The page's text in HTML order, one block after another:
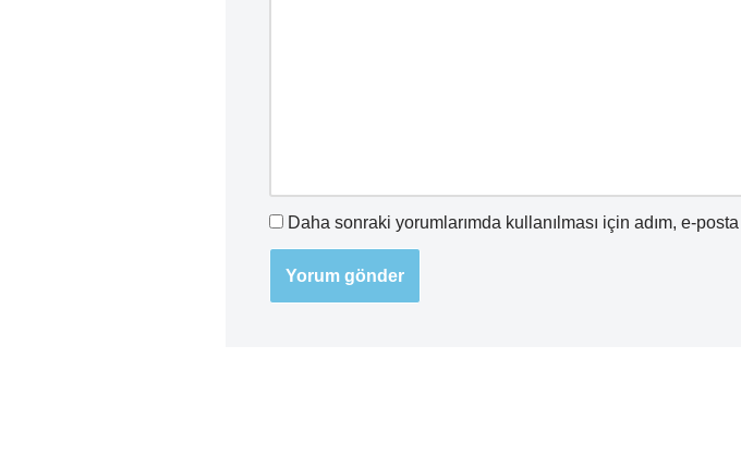
Daha sonraki yorumlarımda kullanılması için adım, e-